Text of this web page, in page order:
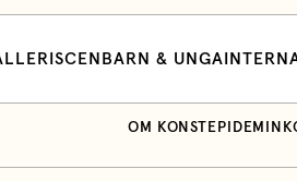
SCEN BARN & UNGA
OM KONSTEPIDEMIN